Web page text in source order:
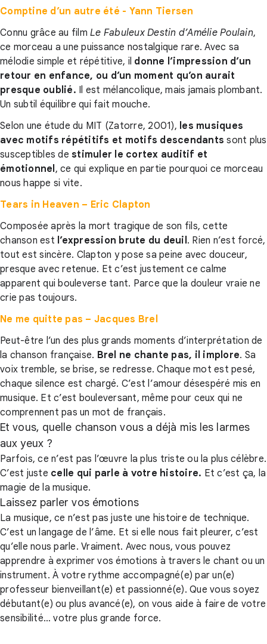
Comptine d’un autre été - Yann Tiersen
Connu grâce au film Le Fabuleux Destin d’Amélie Poulain,
ce morceau a une puissance nostalgique rare. Avec sa
mélodie simple et répétitive, il donne l’impression d’un
retour en enfance, ou d’un moment qu’on aurait
presque oublié. Il est mélancolique, mais jamais plombant.
Un subtil équilibre qui fait mouche.
Selon une étude du MIT (Zatorre, 2001), les musiques
avec motifs répétitifs et motifs descendants sont plus
susceptibles de stimuler le cortex auditif et
émotionnel, ce qui explique en partie pourquoi ce morceau
nous happe si vite.
Tears in Heaven – Eric Clapton
Composée après la mort tragique de son fils, cette
chanson est l’expression brute du deuil. Rien n’est forcé,
tout est sincère. Clapton y pose sa peine avec douceur,
presque avec retenue. Et c’est justement ce calme
apparent qui bouleverse tant. Parce que la douleur vraie ne
crie pas toujours.
Ne me quitte pas – Jacques Brel
Peut-être l’un des plus grands moments d’interprétation de
la chanson française. Brel ne chante pas, il implore. Sa
voix tremble, se brise, se redresse. Chaque mot est pesé,
chaque silence est chargé. C’est l’amour désespéré mis en
musique. Et c’est bouleversant, même pour ceux qui ne
comprennent pas un mot de français.
Et vous, quelle chanson vous a déjà mis les larmes
aux yeux ?
Parfois, ce n’est pas l’œuvre la plus triste ou la plus célèbre.
C’est juste celle qui parle à votre histoire. Et c’est ça, la
magie de la musique.
Laissez parler vos émotions
La musique, ce n’est pas juste une histoire de technique.
C’est un langage de l’âme. Et si elle nous fait pleurer, c’est
qu’elle nous parle. Vraiment. Avec nous, vous pouvez
apprendre à exprimer vos émotions à travers le chant ou un
instrument. À votre rythme accompagné(e) par un(e)
professeur bienveillant(e) et passionné(e). Que vous soyez
débutant(e) ou plus avancé(e), on vous aide à faire de votre
sensibilité… votre plus grande force.